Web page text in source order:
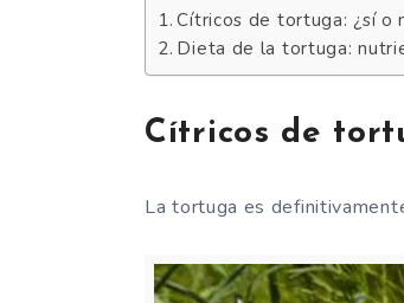
Cítricos de tortuga: ¿sí o
Dieta de la tortuga:
Cítricos de
La tortuga es